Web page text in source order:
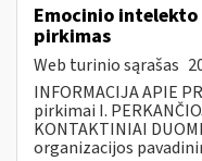
Emocinio
pirkimas
Web turinio sąrašas
INFORMACIJA APIE
pirkimai I.
KONTAKTINIAI
organizacijos